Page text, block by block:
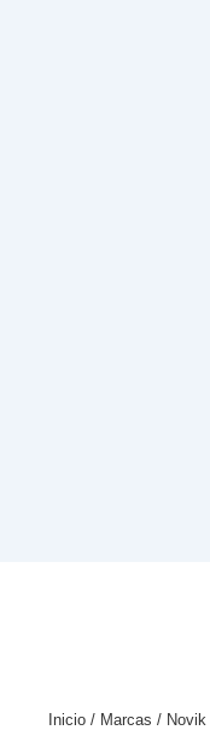
Inicio / Marcas / Novik